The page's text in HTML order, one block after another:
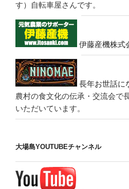
す）自転車屋さんです。
伊藤産機株式
長年お世話に
農村の食文化の伝承・交流会で
いただいています。
大場島YOUTUBEチャンネル